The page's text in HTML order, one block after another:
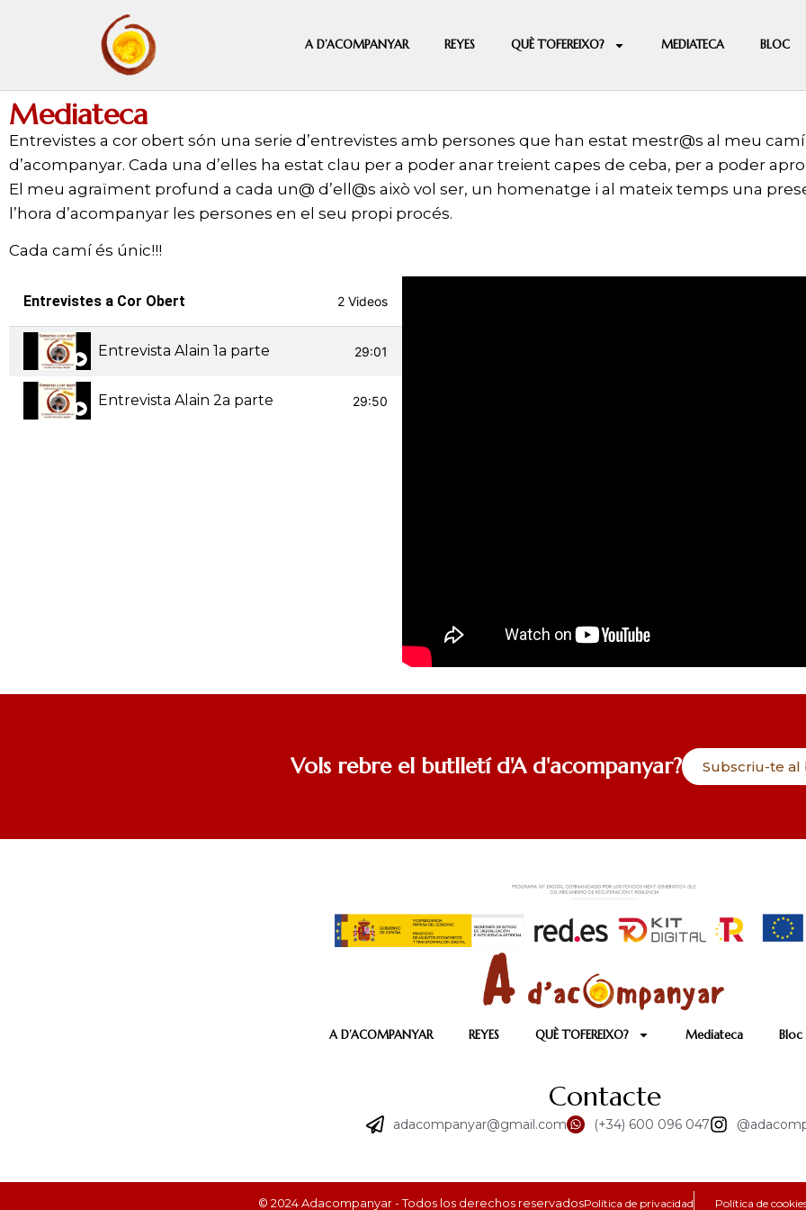
A D’ACOMPANYAR REYES QUÈ T’OFEREIXO? MEDIATECA BLOC
Mediateca
Entrevistes a cor obert són una serie d’entrevistes amb persones que han estat mestr@s al meu
d’acompanyar. Cada una d’elles ha estat clau per a poder anar treient capes de ceba, per a poder
El meu agraïment profund a cada un@ d’ell@s això vol ser, un homenatge i al mateix temps una
l’hora d’acompanyar les persones en el seu propi procés.
Cada camí és únic!!!
Entrevistes a Cor Obert 2 Videos
Entrevista Alain 1a parte 29:01
Entrevista Alain 2a parte 29:50
Vols rebre el butlletí d'A d'acompanyar? Subscriu-te
A D’ACOMPANYAR REYES QUÈ T’OFEREIXO? Mediateca Bloc
Contacte
adacompanyar@gmail.com (+34) 600 096 047
© 2024 Adacompanyar - Todos los derechos reservadosPolítica de privacidad Política de